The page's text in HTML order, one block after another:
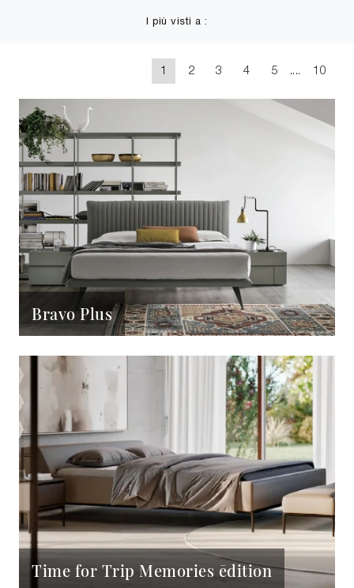
I più visti a :
1 2 3 4 5 .... 10
Bravo Plus
Time for Trip Memories ēdition